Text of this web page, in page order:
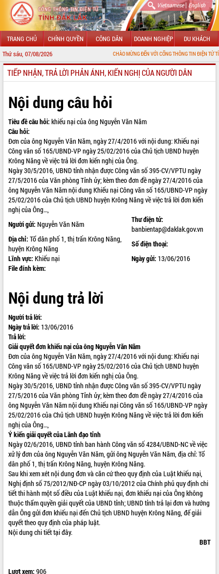
Vietnamese| English
TRANG CHỦ CHÍNH QUYỀN CÔNG DÂN DOANH NGHIỆP DU KHÁCH
Thứ sáu, 07/08/2026 CHÀO MỪNG ĐẾN VỚI CỔNG THÔNG TIN ĐIỆN TỬ TỈNH ĐẮK
GIỚI THIỆU
TIN TỨC SỰ KIỆN
SỞ, BAN, NGÀNH
UBND CÁC XÃ, PHƯỜNG
THÔNG TIN CHỈ ĐẠO ĐIỀU HÀNH
HỆ THỐNG VĂN BẢN
VĂN BẢN HĐND TỈNH
QUY HOẠCH - KẾ HOẠCH
VIDEO
Không có file video nào để phát.
ALBUM ẢNH
TIẾP NHẬN, TRẢ LỜI PHẢN ÁNH, KIẾN NGHỊ CỦA NGƯỜI DÂN
Nội dung câu hỏi
Tiêu đề câu hỏi: khiếu nại của ông Nguyễn Văn Năm
Câu hỏi:
Đơn của ông Nguyễn Văn Năm, ngày 27/4/2016 với nội dung: Khiếu nại
Công văn số 165/UBND-VP ngày 25/02/2016 của Chủ tịch UBND huyện
Krông Năng về việc trả lời đơn kiến nghị của Ông.
Ngày 30/5/2016, UBND tỉnh nhận được Công văn số 395-CV/VPTU ngày
27/5/2016 của Văn phòng Tỉnh ủy; kèm theo đơn đề ngày 27/4/2016 của
ông Nguyễn Văn Năm nội dung Khiếu nại Công văn số 165/UBND-VP ngày
25/02/2016 của Chủ tịch UBND huyện Krông Năng về việc trả lời đơn kiến
nghị của Ông…,
Người gửi: Nguyễn Văn Năm
Thư điện tử:
banbientap@daklak.gov.vn
Địa chỉ: Tổ dân phố 1, thị trấn Krông Năng,
huyện Krông Năng
Số điện thoại:
Lĩnh vực: Khiếu nại Ngày gửi: 13/06/2016
File đính kèm:
Nội dung trả lời
Người trả lời:
Ngày trả lời: 13/06/2016
Trả lời:
Giải quyết đơn khiếu nại củaông Nguyễn Văn Năm
Đơn của ông Nguyễn Văn Năm, ngày 27/4/2016 với nội dung: Khiếu nại
Công văn số 165/UBND-VP ngày 25/02/2016 của Chủ tịch UBND huyện
Krông Năng về việc trả lời đơn kiến nghị của Ông.
Ngày 30/5/2016, UBND tỉnh nhận được Công văn số 395-CV/VPTU ngày
27/5/2016 của Văn phòng Tỉnh ủy; kèm theo đơn đề ngày 27/4/2016 của
ông Nguyễn Văn Năm nội dung Khiếu nại Công văn số 165/UBND-VP ngày
25/02/2016 của Chủ tịch UBND huyện Krông Năng về việc trả lời đơn kiến
nghị của Ông…,
Ý kiến giải quyết của Lãnh đạo tỉnh
Ngày 02/6/2016, UBND tỉnh ban hành Công văn số 4284/UBND-NC về việc
xử lý đơn của ông Nguyễn Văn Năm, gửi ông Nguyễn Văn Năm, địa chỉ: Tổ
dân phố 1, thị trấn Krông Năng, huyện Krông Năng.
Sau khi xem xét nội dung đơn và căn cứ theo quy định của Luật khiếu nại,
Nghị định số 75/2012/NĐ-CP ngày 03/10/2012 của Chính phủ quy định chi
tiết thi hành một số điều của Luật khiếu nại, đơn khiếu nại của Ông không
thuộc thẩm quyền giải quyết của UBND tỉnh; UBND tỉnh trả lại đơn và hướng
dẫn Ông gửi đơn khiếu nại đến Chủ tịch UBND huyện Krông Năng, để giải
quyết theo quy định của pháp luật.
Nội dung chi tiết tại đây.
BBT
Lượt xem: 906